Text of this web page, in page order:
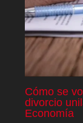
Cómo se
divorcio
Economía